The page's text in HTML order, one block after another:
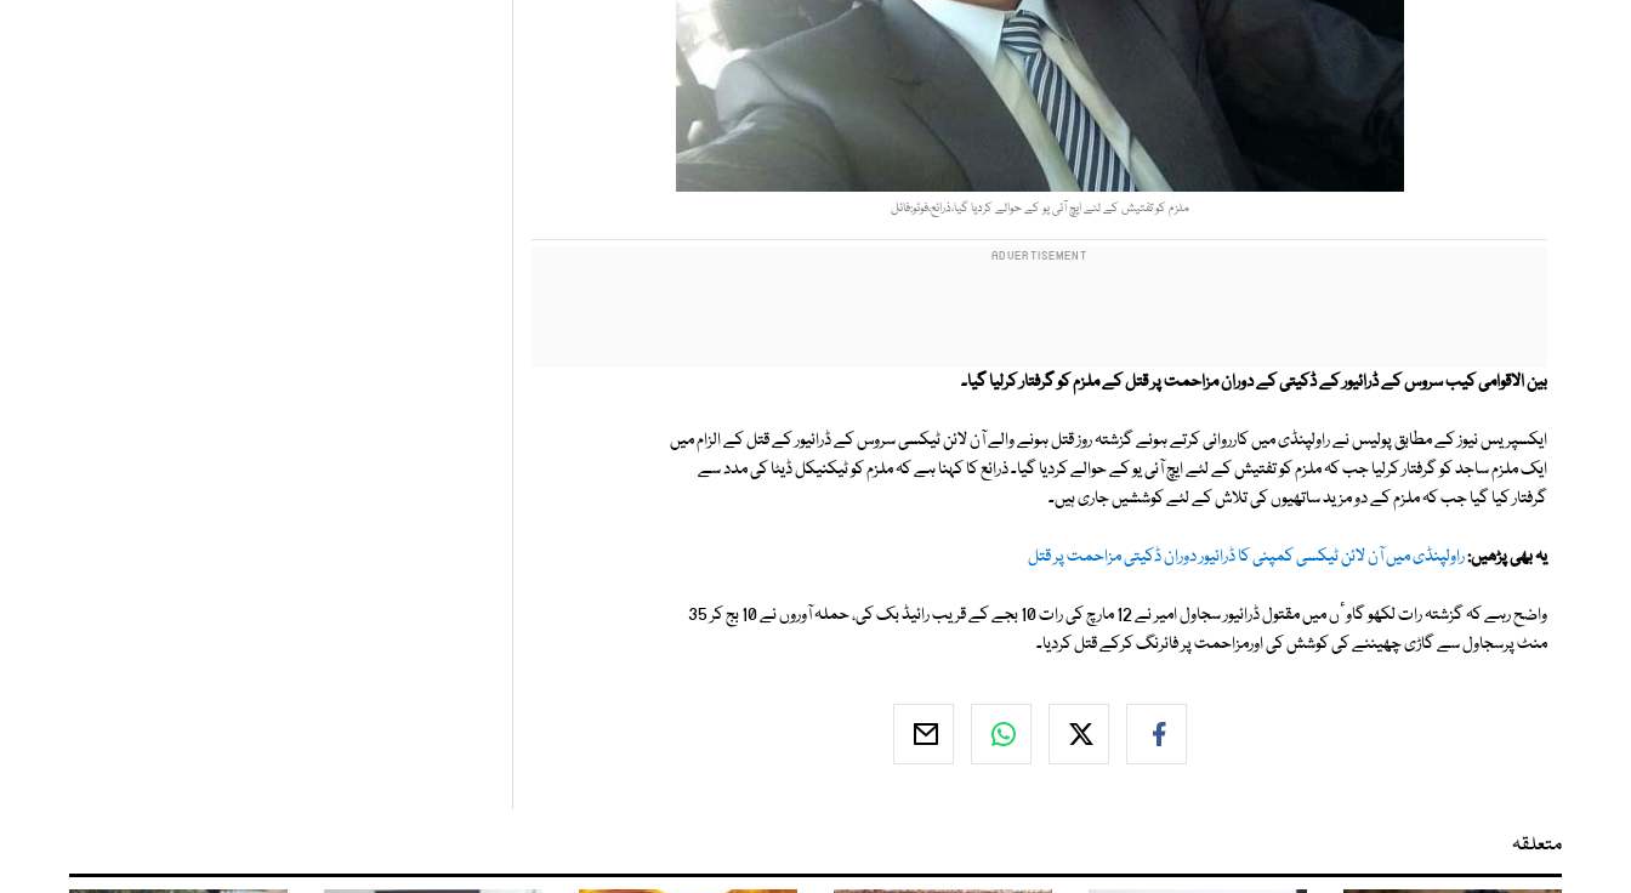
ملزم کو تفتیش کے لئے ایچ آئی یو کے حوالے کردیا گیا،ذرائع،فوٹو:فائل
بین الاقوامی کیب سروس کے ڈرائیور کے ڈکیتی کے دوران مزاحمت پر قتل کے ملزم کو گرفتار کرلیا گیا۔
ایکسپریس نیوز کے مطابق پولیس نے راولپنڈی میں کارروائی کرتے ہوئے گزشتہ روز قتل ہونے والے آن لائن ٹیکسی سروس کے ڈرائیور کے قتل کے الزام میں
ایک ملزم ساجد کو گرفتار کرلیا جب کہ ملزم کو تفتیش کے لئے ایچ آئی یو کے حوالے کردیا گیا۔ ذرائع کا کہنا ہے کہ ملزم کو ٹیکنیکل ڈیٹا کی مدد سے
گرفتار کیا گیا جب کہ ملزم کے دو مزید ساتھیوں کی تلاش کے لئے کوششیں جاری ہیں۔
یہ بھی پڑھیں:راولپنڈی میں آن لائن ٹیکسی کمپنی کا ڈرائیور دوران ڈکیتی مزاحمت پر قتل
واضح رہے کہ گزشتہ رات لکھو گاوٴں میں مقتول ڈرائیور سجاول امیر نے 12 مارچ کی رات 10 بجے کے قریب رائیڈ بک کی، حملہ آوروں نے 10 بج کر 35
منٹ پرسجاول سے گاڑی چھیننے کی کوشش کی اورمزاحمت پر فائرنگ کرکے قتل کردیا۔
متعلقہ